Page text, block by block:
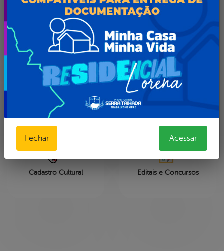
Diário Oficial dos
Municípios de
Pernambuco
Portal do servidor
Cadastro Cultural Editais e Concursos
Fechar Acessar